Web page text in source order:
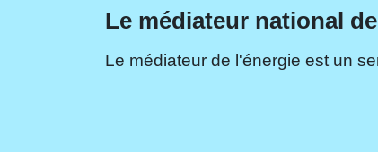
Le médiateur national
Le médiateur de l'énergie est un